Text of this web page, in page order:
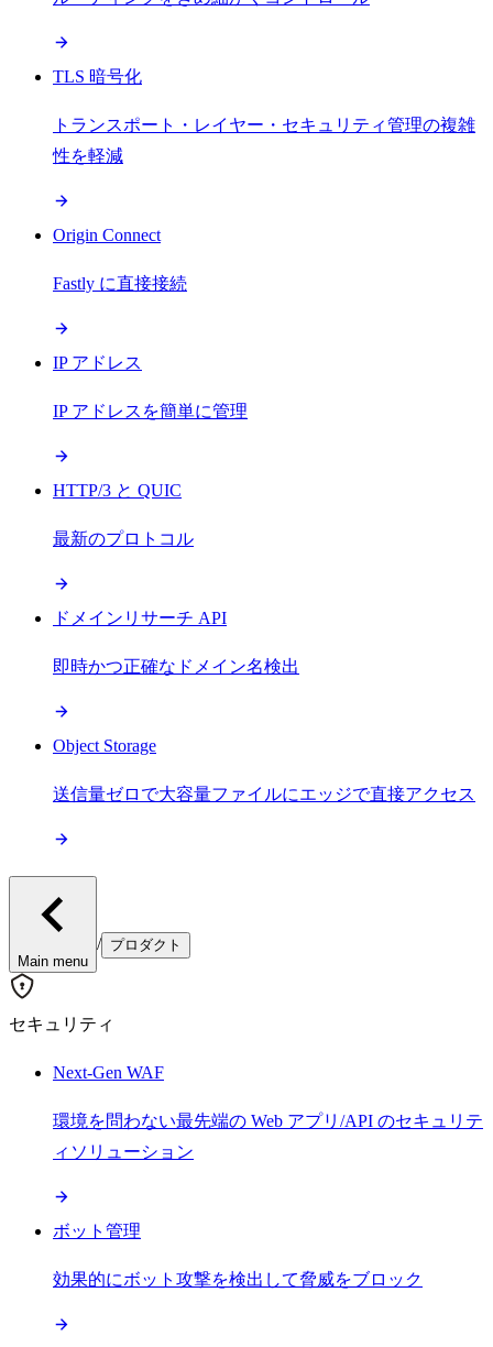
TLS 暗号化
トランスポート・レイヤー・セキュリティ管理の複雑
性を軽減
Origin Connect
Fastly に直接接続
IP アドレス
IP アドレスを簡単に管理
HTTP/3 と QUIC
最新のプロトコル
ドメインリサーチ API
即時かつ正確なドメイン名検出
Object Storage
送信量ゼロで大容量ファイルにエッジで直接アクセス
Main menu
/ プロダクト
セキュリティ
Next-Gen WAF
環境を問わない最先端の Web アプリ/API のセキュリテ
ィソリューション
ボット管理
効果的にボット攻撃を検出して脅威をブロック